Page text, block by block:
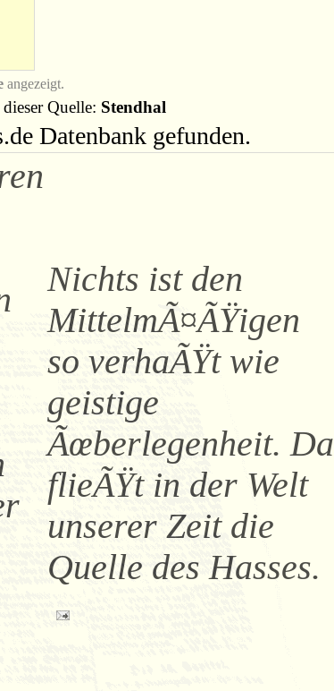
angezeigt.
Quelle: Stendhal
Datenbank gefunden.
Nichts ist den
MittelmÃ¤ÃŸigen
so verhaÃŸt wie
geistige
Ãœberlegenheit. Da
flieÃŸt in der Welt
unserer Zeit die
Quelle des Hasses.